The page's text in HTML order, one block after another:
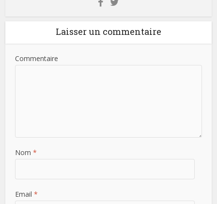
Laisser un commentaire
Commentaire
Nom *
Email *